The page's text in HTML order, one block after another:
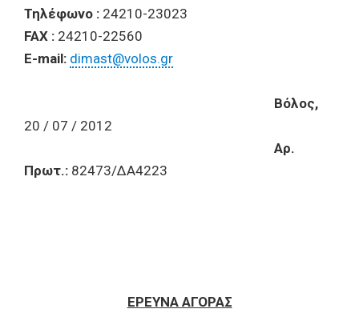
Τηλέφωνο : 24210-23023
FAX : 24210-22560
E-mail: dimast@volos.gr
Βόλος,
20 / 07 / 2012
Αρ.
Πρωτ.: 82473/ΔΑ4223
ΕΡΕΥΝΑ ΑΓΟΡΑΣ